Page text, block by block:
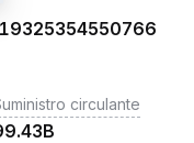
circulante